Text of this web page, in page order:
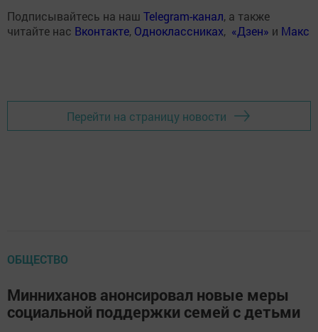
Подписывайтесь на наш Telegram-канал, а также
читайте нас Вконтакте, Одноклассниках, «Дзен» и Макс
Перейти на страницу новости
ОБЩЕСТВО
Минниханов анонсировал новые меры
социальной поддержки семей с детьми